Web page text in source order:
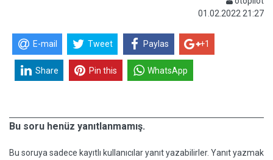
01.02.2022 21:27
E-mail Tweet Paylas +1
Share Pin this WhatsApp
Bu soru henüz yanıtlanmamış.
Bu soruya sadece kayıtlı kullanıcılar yanıt yazabilirler. Yanıt yazmak